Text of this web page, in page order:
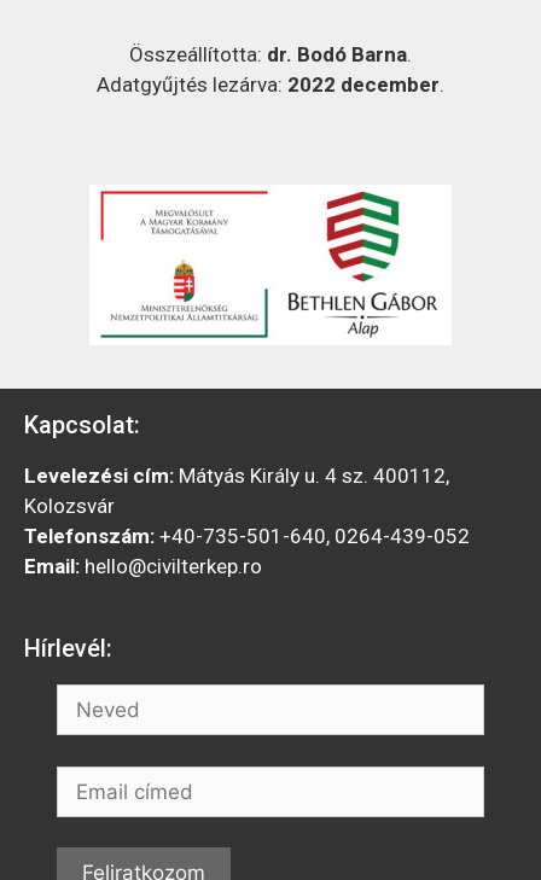
Összeállította: dr. Bodó Barna.
Adatgyűjtés lezárva: 2022 december.
Kapcsolat:
Levelezési cím: Mátyás Király u. 4 sz. 400112,
Kolozsvár
Telefonszám: +40-735-501-640, 0264-439-052
Email: hello@civilterkep.ro
Hírlevél: